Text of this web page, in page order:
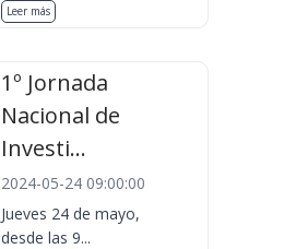
Leer más
1º Jornada
Nacional de
Investi...
2024-05-24 09:00:00
Jueves 24 de mayo,
desde las 9...